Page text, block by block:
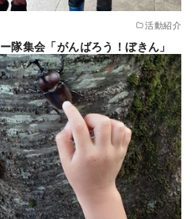
活動紹介
隊集会「がんばろう！ぼきん」